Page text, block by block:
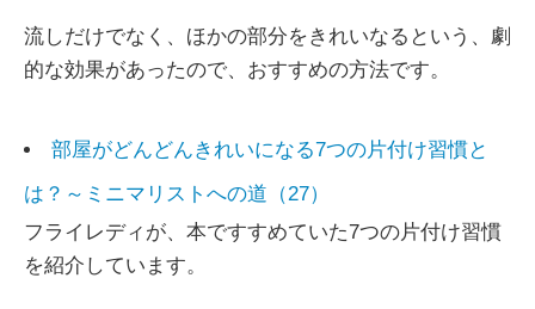
流しだけでなく、ほかの部分をきれいなるという、劇
的な効果があったので、おすすめの方法です。
部屋がどんどんきれいになる7つの片付け習慣と
は？～ミニマリストへの道（27）
フライレディが、本ですすめていた7つの片付け習慣
を紹介しています。